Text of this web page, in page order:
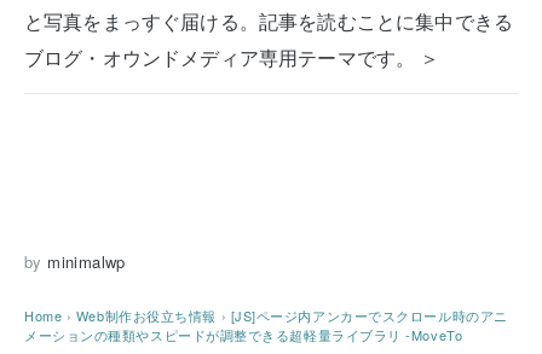
と写真をまっすぐ届ける。記事を読むことに集中できる
ブログ・オウンドメディア専用テーマです。 ＞
by minimalwp
Home › Web制作お役立ち情報 › [JS]ページ内アンカーでスクロール時のアニ
メーションの種類やスピードが調整できる超軽量ライブラリ -MoveTo